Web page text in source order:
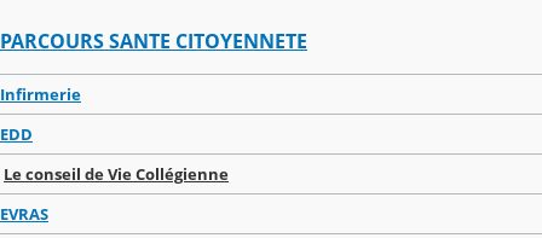
PARCOURS SANTE CITOYENNETE
Infirmerie
EDD
Le conseil de Vie Collégienne
EVRAS